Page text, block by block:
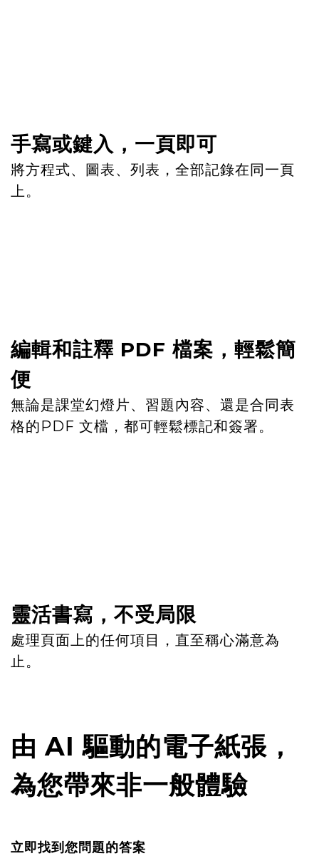
手寫或鍵入，一頁即可
將方程式、圖表、列表，全部記錄在同一頁
上。
編輯和註釋 PDF 檔案，輕鬆簡
便
無論是課堂幻燈片、習題內容、還是合同表
格的PDF 文檔，都可輕鬆標記和簽署。
靈活書寫，不受局限
處理頁面上的任何項目，直至稱心滿意為
止。
由 AI 驅動的電子紙張，
為您帶來非一般體驗
立即找到您問題的答案